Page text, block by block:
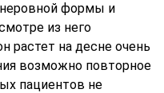
неровной формы и
из него
растет на десне очень
возможно повторное
пациентов не